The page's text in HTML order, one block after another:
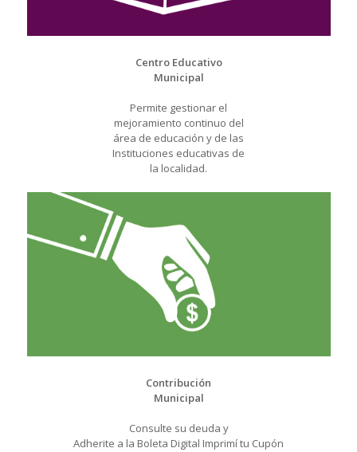
Centro Educativo
Municipal
Permite gestionar el
mejoramiento continuo del
área de educación y de las
Instituciones educativas de
la localidad.
Contribución
Municipal
Consulte su deuda y
Adherite a la Boleta Digital Imprimí tu Cupón